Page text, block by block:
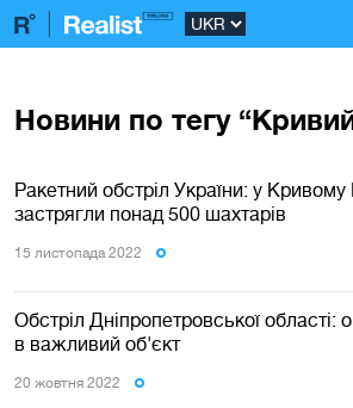
Новини по тегу “Кривий
Ракетний обстріл України: у Кривому
застрягли понад 500 шахтарів
15 листопада 2022
Обстріл Дніпропетровської області:
в важливий об'єкт
20 жовтня 2022